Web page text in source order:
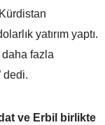
yatırım yaptı.
fazla
dedi.
ve Erbil birlikte